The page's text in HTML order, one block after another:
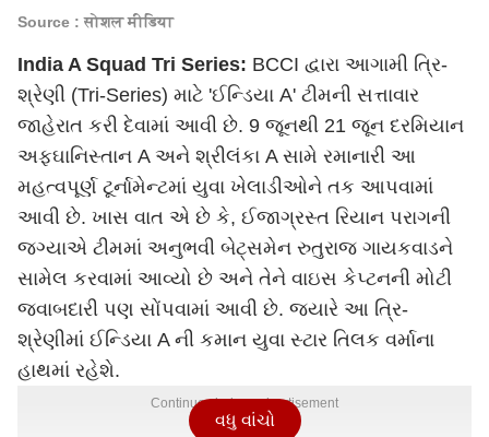
Source : सोशल मीडिया
India A Squad Tri Series: BCCI દ્વારા આગામી ત્રિ-
શ્રેણી (Tri-Series) માટે 'ઈન્ડિયા A' ટીમની સત્તાવાર
જાહેરાત કરી દેવામાં આવી છે. 9 જૂનથી 21 જૂન દરમિયાન
અફઘાનિસ્તાન A અને શ્રીલંકા A સામે રમાનારી આ
મહત્વપૂર્ણ ટૂર્નામેન્ટમાં યુવા ખેલાડીઓને તક આપવામાં
આવી છે. ખાસ વાત એ છે કે, ઈજાગ્રસ્ત રિયાન પરાગની
જગ્યાએ ટીમમાં અનુભવી બેટ્સમેન રુતુરાજ ગાયકવાડને
સામેલ કરવામાં આવ્યો છે અને તેને વાઇસ કેપ્ટનની મોટી
જવાબદારી પણ સોંપવામાં આવી છે. જ્યારે આ ત્રિ-
શ્રેણીમાં ઈન્ડિયા A ની કમાન યુવા સ્ટાર તિલક વર્માના
હાથમાં રહેશે.
Continues below advertisement
વધુ વાંચો